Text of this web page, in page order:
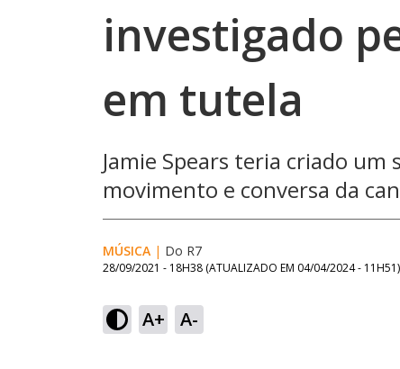
investigado
em tutela
Jamie Spears teria criado
movimento e conversa da
MÚSICA | Do R7
28/09/2021 - 18H38 (ATUALIZADO EM 04/04/2024 - 11H51)
A+ A-